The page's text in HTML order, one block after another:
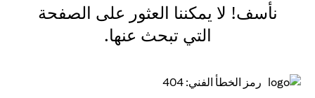
نأسف! لا يمكننا العثور على الصفحة
التي تبحث عنها.
رمز الخطأ الفني: 404